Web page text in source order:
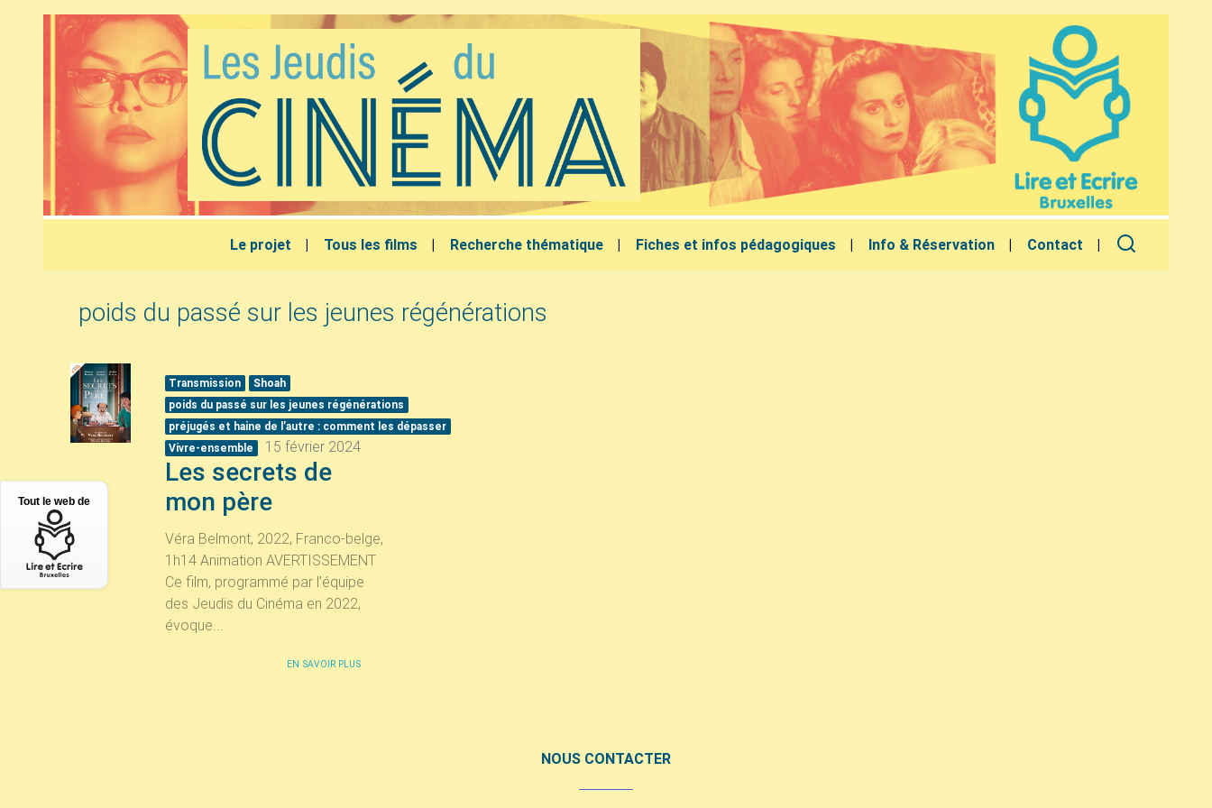
Le projet Tous les films Recherche thématique Fiches et infos pédagogiques Info & Réservation Contact
poids du passé sur les jeunes régénérations
Transmission
Shoah
poids du passé sur les jeunes régénérations
préjugés et haine de l’autre : comment les dépasser
Vivre-ensemble
15 février 2024
Les secrets de
mon père
Véra Belmont, 2022, Franco-belge,
1h14 Animation AVERTISSEMENT
Ce film, programmé par l’équipe
des Jeudis du Cinéma en 2022,
évoque...
EN SAVOIR PLUS
NOUS CONTACTER
Tout le web de